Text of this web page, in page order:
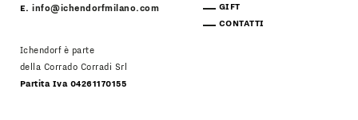
E.info@ichendorfmilano.com
Ichendorf è parte
della Corrado Corradi Srl
Partita Iva 04261170155
GIFT
CONTATTI